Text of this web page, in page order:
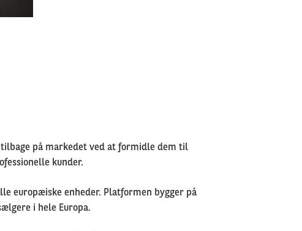
på markedet ved at formidle dem til
kunder.
europæiske enheder. Platformen bygger på
i hele Europa.